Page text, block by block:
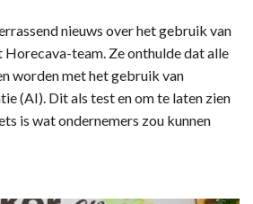
nieuws over het gebruik van
Horecava-team. Ze onthulde dat alle
worden met het gebruik van
(AI). Dit als test en om te laten zien
is wat ondernemers zou kunnen